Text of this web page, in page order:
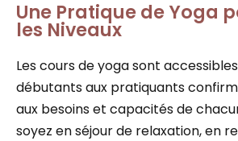
Une Pratique de Yoga
les Niveaux
Les cours de yoga sont
débutants aux pratiquants
aux besoins et capacités de
soyez en séjour de relaxation, en